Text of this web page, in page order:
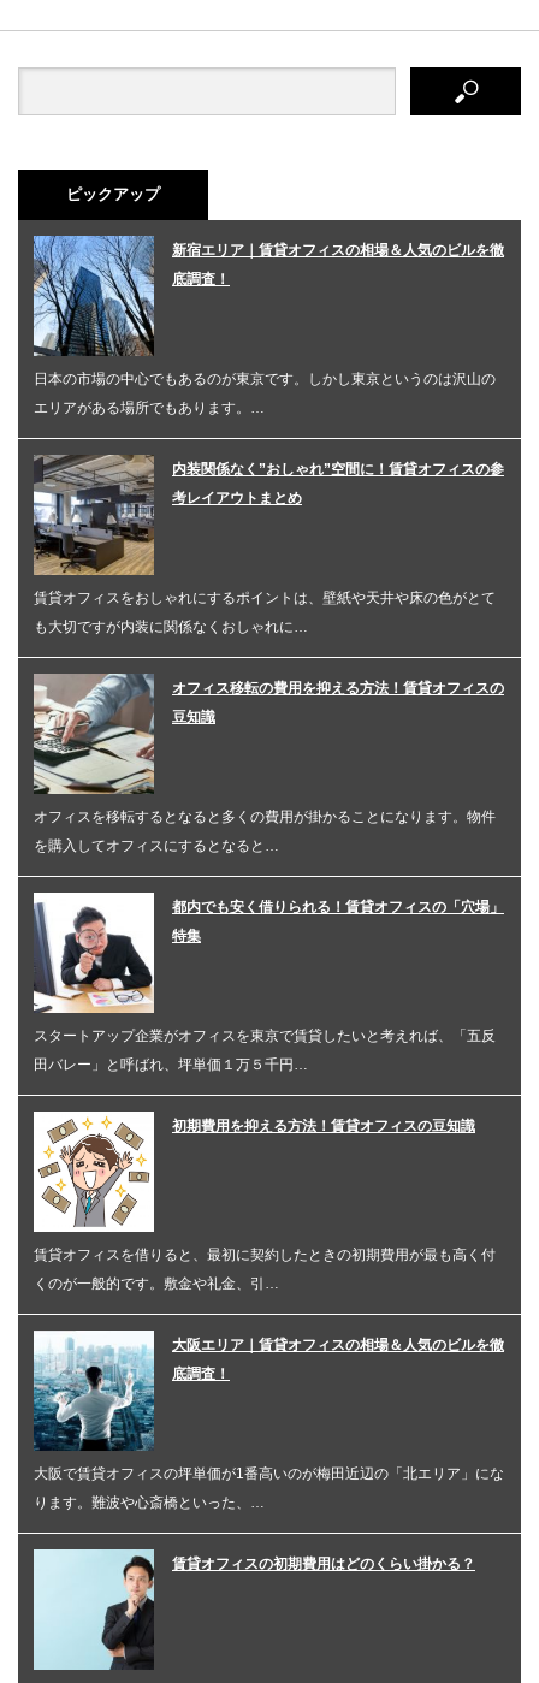
ピックアップ
新宿エリア｜賃貸オフィスの相場＆人気のビルを徹
底調査！
日本の市場の中心でもあるのが東京です。しかし東京というのは沢山の
エリアがある場所でもあります。…
内装関係なく”おしゃれ”空間に！賃貸オフィスの参
考レイアウトまとめ
賃貸オフィスをおしゃれにするポイントは、壁紙や天井や床の色がとて
も大切ですが内装に関係なくおしゃれに…
オフィス移転の費用を抑える方法！賃貸オフィスの
豆知識
オフィスを移転するとなると多くの費用が掛かることになります。物件
を購入してオフィスにするとなると…
都内でも安く借りられる！賃貸オフィスの「穴場」
特集
スタートアップ企業がオフィスを東京で賃貸したいと考えれば、「五反
田バレー」と呼ばれ、坪単価１万５千円…
初期費用を抑える方法！賃貸オフィスの豆知識
賃貸オフィスを借りると、最初に契約したときの初期費用が最も高く付
くのが一般的です。敷金や礼金、引…
大阪エリア｜賃貸オフィスの相場＆人気のビルを徹
底調査！
大阪で賃貸オフィスの坪単価が1番高いのが梅田近辺の「北エリア」にな
ります。難波や心斎橋といった、…
賃貸オフィスの初期費用はどのくらい掛かる？